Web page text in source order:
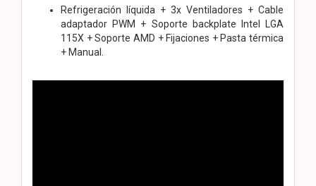
Refrigeración líquida + 3x Ventiladores + Cable
adaptador PWM + Soporte backplate Intel LGA
115X + Soporte AMD + Fijaciones + Pasta térmica
+ Manual.